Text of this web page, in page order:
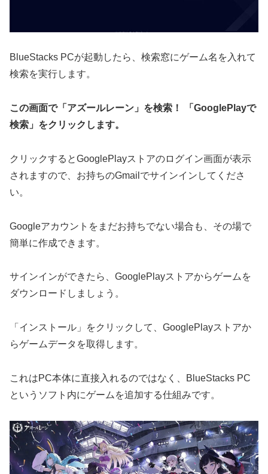
BlueStacks PCが起動したら、検索窓にゲーム名を入れて
検索を実行します。
この画面で「アズールレーン」を検索！ 「GooglePlayで
検索」をクリックします。
クリックするとGooglePlayストアのログイン画面が表示
されますので、お持ちのGmailでサインインしてくださ
い。
Googleアカウントをまだお持ちでない場合も、その場で
簡単に作成できます。
サインインができたら、GooglePlayストアからゲームを
ダウンロードしましょう。
「インストール」をクリックして、GooglePlayストアか
らゲームデータを取得します。
これはPC本体に直接入れるのではなく、BlueStacks PC
というソフト内にゲームを追加する仕組みです。